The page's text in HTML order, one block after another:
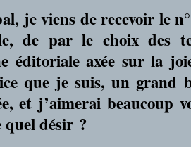
je viens de recevoir le
de par le choix des
éditoriale axée sur la
que je suis, un grand
et j’aimerai beaucoup
quel désir ?